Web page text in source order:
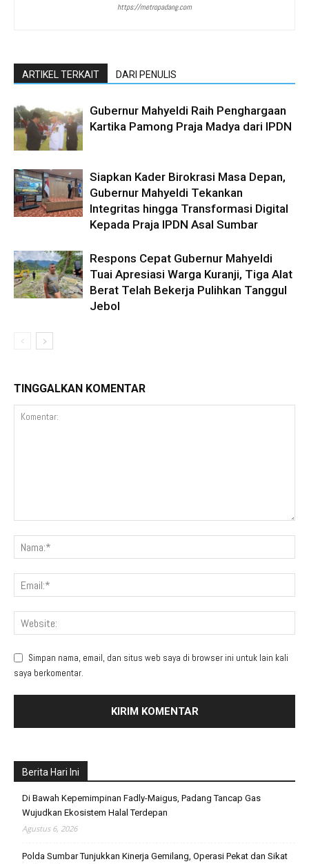
https://metropadang.com
ARTIKEL TERKAIT DARI PENULIS
Gubernur Mahyeldi Raih Penghargaan
Kartika Pamong Praja Madya dari IPDN
Siapkan Kader Birokrasi Masa Depan,
Gubernur Mahyeldi Tekankan
Integritas hingga Transformasi Digital
Kepada Praja IPDN Asal Sumbar
Respons Cepat Gubernur Mahyeldi
Tuai Apresiasi Warga Kuranji, Tiga Alat
Berat Telah Bekerja Pulihkan Tanggul
Jebol
TINGGALKAN KOMENTAR
Simpan nama, email, dan situs web saya di browser ini untuk lain kali
saya berkomentar.
Berita Hari Ini
Di Bawah Kepemimpinan Fadly-Maigus, Padang Tancap Gas
Wujudkan Ekosistem Halal Terdepan
Agustus 6, 2026
Polda Sumbar Tunjukkan Kinerja Gemilang, Operasi Pekat dan Sikat